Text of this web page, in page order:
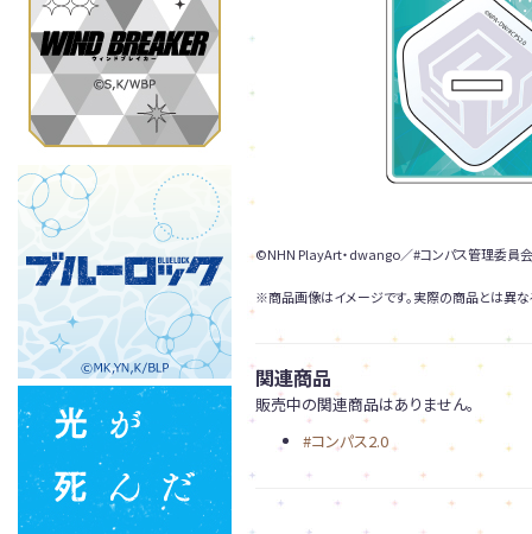
©NHN PlayArt・dwango／#コンパス管理委員
※商品画像はイメージです。実際の商品とは異な
関連商品
販売中の関連商品はありません。
#コンパス2.0